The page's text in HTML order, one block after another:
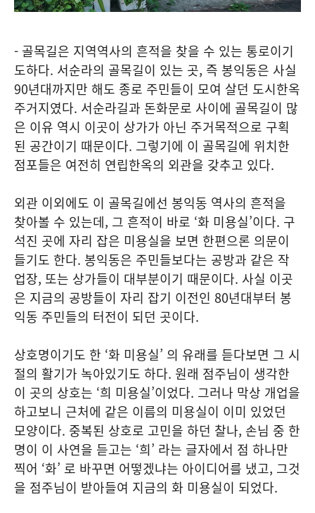
- 골목길은 지역역사의 흔적을 찾을 수 있는 통로이기
도하다. 서순라의 골목길이 있는 곳, 즉 봉익동은 사실
90년대까지만 해도 종로 주민들이 모여 살던 도시한옥
주거지였다. 서순라길과 돈화문로 사이에 골목길이 많
은 이유 역시 이곳이 상가가 아닌 주거목적으로 구획
된 공간이기 때문이다. 그렇기에 이 골목길에 위치한
점포들은 여전히 연립한옥의 외관을 갖추고 있다.
외관 이외에도 이 골목길에선 봉익동 역사의 흔적을
찾아볼 수 있는데, 그 흔적이 바로 ‘화 미용실’이다. 구
석진 곳에 자리 잡은 미용실을 보면 한편으론 의문이
들기도 한다. 봉익동은 주민들보다는 공방과 같은 작
업장, 또는 상가들이 대부분이기 때문이다. 사실 이곳
은 지금의 공방들이 자리 잡기 이전인 80년대부터 봉
익동 주민들의 터전이 되던 곳이다.
상호명이기도 한 ‘화 미용실’ 의 유래를 듣다보면 그 시
절의 활기가 녹아있기도 하다. 원래 점주님이 생각한
이 곳의 상호는 ‘희 미용실’이었다. 그러나 막상 개업을
하고보니 근처에 같은 이름의 미용실이 이미 있었던
모양이다. 중복된 상호로 고민을 하던 찰나, 손님 중 한
명이 이 사연을 듣고는 ‘희’ 라는 글자에서 점 하나만
찍어 ‘화’ 로 바꾸면 어떻겠냐는 아이디어를 냈고, 그것
을 점주님이 받아들여 지금의 화 미용실이 되었다.